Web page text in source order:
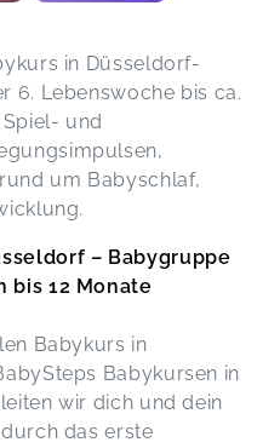
in Düsseldorf-
6. Lebenswoche bis ca.
und
um Babyschlaf,
– Babygruppe
bis 12 Monate
Babykurs in
Babykursen in
wir dich und dein
das erste